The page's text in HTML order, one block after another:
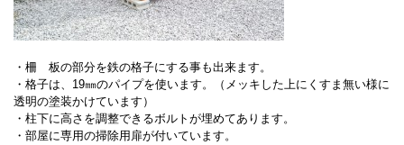
・柵 板の部分を鉄の格子にする事も出来ます。
・格子は、 19㎜のパイプを使います。（メッキした上にくすま無い様に
透明の塗装かけています）
・柱下に高さを調整できるボルトが埋めてあります。
・部屋に専用の掃除用扉が付いています。